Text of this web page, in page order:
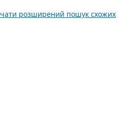
розширений пошук схожих